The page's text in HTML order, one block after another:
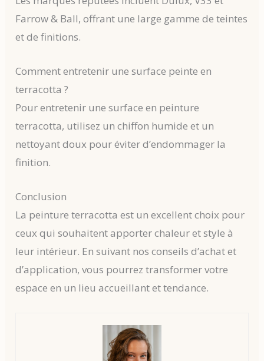
Farrow & Ball, offrant une large gamme de teintes
et de finitions.
Comment entretenir une surface peinte en
terracotta ?
Pour entretenir une surface en peinture
terracotta, utilisez un chiffon humide et un
nettoyant doux pour éviter d’endommager la
finition.
Conclusion
La peinture terracotta est un excellent choix pour
ceux qui souhaitent apporter chaleur et style à
leur intérieur. En suivant nos conseils d’achat et
d’application, vous pourrez transformer votre
espace en un lieu accueillant et tendance.